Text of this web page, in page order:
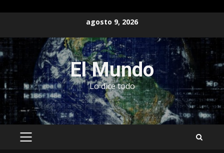
contenido
agosto 9, 2026
El Mundo
Lo dice todo
MENÚ